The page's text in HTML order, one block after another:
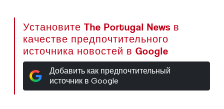
Установите The Portugal News в
качестве предпочтительного
источника новостей в Google
Добавить как предпочтительный
источник в Google